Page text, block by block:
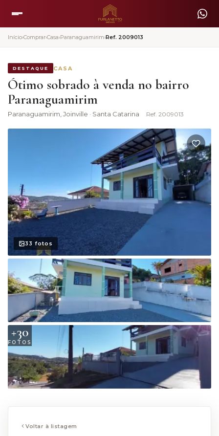
Início›Comprar›Casa›Paranaguamirim›Ref. 2009013
DESTAQUE CASA
Ótimo sobrado à venda no bairro
Paranaguamirim
Paranaguamirim , Joinville · Santa Catarina Ref. 2009013
33 fotos
+30
FOTOS
Voltar à listagem